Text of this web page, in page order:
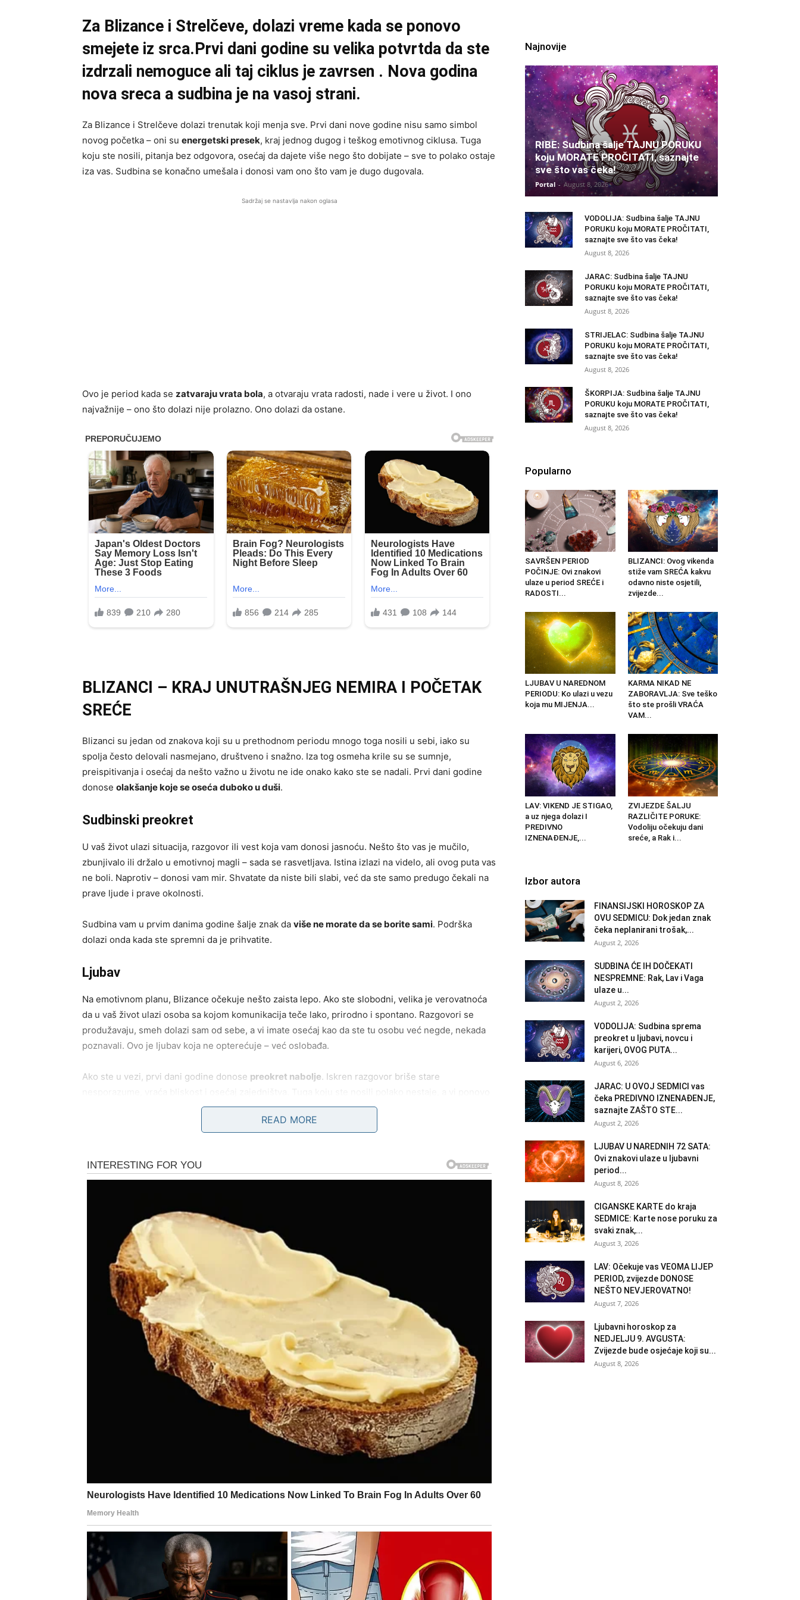
Za Blizance i Strelčeve, dolazi vreme kada se ponovo
smejete iz srca.Prvi dani godine su velika potvrtda da ste
izdrzali nemoguce ali taj ciklus je zavrsen . Nova godina
nova sreca a sudbina je na vasoj strani.
Za Blizance i Strelčeve dolazi trenutak koji menja sve. Prvi dani nove godine nisu samo simbol
novog početka – oni su energetski presek, kraj jednog dugog i teškog emotivnog ciklusa. Tuga
koju ste nosili, pitanja bez odgovora, osećaj da dajete više nego što dobijate – sve to polako ostaje
iza vas. Sudbina se konačno umešala i donosi vam ono što vam je dugo dugovala.
Sadržaj se nastavlja nakon oglasa
Ovo je period kada se zatvaraju vrata bola, a otvaraju vrata radosti, nade i vere u život. I ono
najvažnije – ono što dolazi nije prolazno. Ono dolazi da ostane.
BLIZANCI – KRAJ UNUTRAŠNJEG NEMIRA I POČETAK
SREĆE
Blizanci su jedan od znakova koji su u prethodnom periodu mnogo toga nosili u sebi, iako su
spolja često delovali nasmejano, društveno i snažno. Iza tog osmeha krile su se sumnje,
preispitivanja i osećaj da nešto važno u životu ne ide onako kako ste se nadali. Prvi dani godine
donose olakšanje koje se oseća duboko u duši.
Sudbinski preokret
U vaš život ulazi situacija, razgovor ili vest koja vam donosi jasnoću. Nešto što vas je mučilo,
zbunjivalo ili držalo u emotivnoj magli – sada se rasvetljava. Istina izlazi na videlo, ali ovog puta vas
ne boli. Naprotiv – donosi vam mir. Shvatate da niste bili slabi, već da ste samo predugo čekali na
prave ljude i prave okolnosti.
Sudbina vam u prvim danima godine šalje znak da više ne morate da se borite sami. Podrška
dolazi onda kada ste spremni da je prihvatite.
Ljubav
Na emotivnom planu, Blizance očekuje nešto zaista lepo. Ako ste slobodni, velika je verovatnoća
da u vaš život ulazi osoba sa kojom komunikacija teče lako, prirodno i spontano. Razgovori se
produžavaju, smeh dolazi sam od sebe, a vi imate osećaj kao da ste tu osobu već negde, nekada
poznavali. Ovo je ljubav koja ne opterećuje – već oslobađa.
Ako ste u vezi, prvi dani godine donose preokret nabolje. Iskren razgovor briše stare
Ono što dolazi ne dolazi glasno, ali dolazi iskreno. Donosi vam osmeh koji ne morate da glumite i
osećaj da ste konačno na pravom mestu – sa pravim ljudima.
STRELČEVI – POSLE TUGE DOLAZI RADOST ŽIVLJENJA
Strelčevi su znak koji je često morao da bude jak i optimističan čak i onda kada mu nije bilo lako.
Iza vas je period u kojem ste mnogo toga izgubili – iluzije, nade, pa čak i ljude za koje ste verovali
da će ostati. Prvi dani nove godine donose
olakšanje i povratak vere u život
Sudbina menja pravac
Sudbina vam sprema nešto što će vas iskreno obradovati. To može biti susret, prilika, vest ili novi
početak koji vas podseća zašto ste rođeni da verujete, sanjate i idete napred. Osećaj težine koji
vas je pratio polako nestaje, a vi ponovo osećate onu staru, prepoznatljivu Strelčevsku radost.
Više ne nosite prošlost kao teret. Puštate je – i upravo tada dolazi nagrada.
. Ako ste slobodni, sudbina vam
dolazi bez pritiska, bez teških pitanja i bez straha.
Ako ste u vezi, odnos se menja – postaje lakši, iskreniji i ispunjeniji. Vraća se smeh, zajednički
planovi i osećaj da niste sami. Ljubav ponovo postaje izvor radosti, a ne brige.
READ MORE
Najnovije
RIBE: Sudbina šalje TAJNU PORUKU
koju MORATE PROČITATI, saznajte
sve što vas čeka!
Portal - August 8, 2026
VODOLIJA: Sudbina šalje TAJNU
PORUKU koju MORATE PROČITATI,
saznajte sve što vas čeka!
August 8, 2026
JARAC: Sudbina šalje TAJNU
PORUKU koju MORATE PROČITATI,
saznajte sve što vas čeka!
August 8, 2026
STRIJELAC: Sudbina šalje TAJNU
PORUKU koju MORATE PROČITATI,
saznajte sve što vas čeka!
August 8, 2026
ŠKORPIJA: Sudbina šalje TAJNU
PORUKU koju MORATE PROČITATI,
saznajte sve što vas čeka!
August 8, 2026
Popularno
SAVRŠEN PERIOD
POČINJE: Ovi znakovi
ulaze u period SREĆE i
RADOSTI...
BLIZANCI: Ovog vikenda
stiže vam SREĆA kakvu
odavno niste osjetili,
zvijezde...
LJUBAV U NAREDNOM
PERIODU: Ko ulazi u vezu
koja mu MIJENJA...
KARMA NIKAD NE
ZABORAVLJA: Sve teško
što ste prošli VRAĆA
VAM...
LAV: VIKEND JE STIGAO,
a uz njega dolazi I
PREDIVNO
IZNENAĐENJE,...
ZVIJEZDE ŠALJU
RAZLIČITE PORUKE:
Vodoliju očekuju dani
sreće, a Rak i...
Izbor autora
FINANSIJSKI HOROSKOP ZA
OVU SEDMICU: Dok jedan znak
čeka neplanirani trošak,...
August 2, 2026
SUDBINA ĆE IH DOČEKATI
NESPREMNE: Rak, Lav i Vaga
ulaze u...
August 2, 2026
VODOLIJA: Sudbina sprema
preokret u ljubavi, novcu i
karijeri, OVOG PUTA...
August 6, 2026
JARAC: U OVOJ SEDMICI vas
čeka PREDIVNO IZNENAĐENJE,
saznajte ZAŠTO STE...
August 2, 2026
LJUBAV U NAREDNIH 72 SATA:
Ovi znakovi ulaze u ljubavni
period...
August 8, 2026
CIGANSKE KARTE do kraja
SEDMICE: Karte nose poruku za
svaki znak,...
August 3, 2026
LAV: Očekuje vas VEOMA LIJEP
PERIOD, zvijezde DONOSE
NEŠTO NEVJEROVATNO!
August 7, 2026
Ljubavni horoskop za
NEDJELJU 9. AVGUSTA:
Zvijezde bude osjećaje koji su...
August 8, 2026